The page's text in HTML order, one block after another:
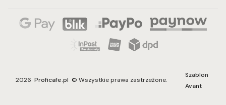
2026 Proficafe.pl © Wszystkie prawa zastrzeżone.
Szablon
Avant